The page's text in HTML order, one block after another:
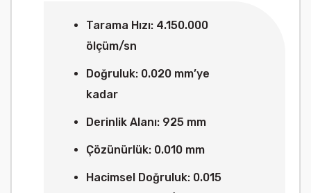
Tarama Hızı: 4.150.000
ölçüm/sn
Doğruluk: 0.020 mm’ye
kadar
Derinlik Alanı: 925 mm
Çözünürlük: 0.010 mm
Hacimsel Doğruluk: 0.015